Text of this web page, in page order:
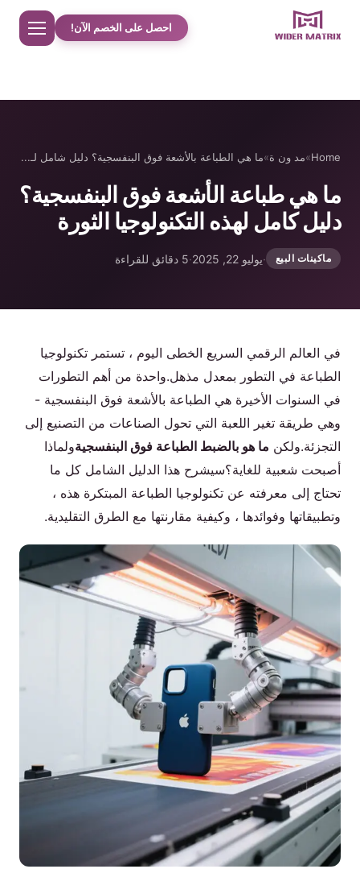
Home
معلومات عنا
مت جر
دراسات حالة حلوى القطن
آلة تحضير مشروبات البروتين
الم نت ج
ات صل بنا
English
Spanish
احصل على الخصم الآن!
Home
»مد ون ة»ما هي الطباعة بالأشعة فوق البنفسجية؟ دليل شامل لـ...
ما هي طباعة الأشعة فوق البنفسجية؟
دليل كامل لهذه التكنولوجيا الثورة
ماكينات البيع ·يوليو 22, 2025 ·5 دقائق للقراءة
في العالم الرقمي السريع الخطى اليوم ، تستمر تكنولوجيا
الطباعة في التطور بمعدل مذهل.واحدة من أهم التطورات
في السنوات الأخيرة هي الطباعة بالأشعة فوق البنفسجية -
وهي طريقة تغير اللعبة التي تحول الصناعات من التصنيع إلى
التجزئة.ولكن ما هو بالضبط الطباعة فوق البنفسجيةولماذا
أصبحت شعبية للغاية؟سيشرح هذا الدليل الشامل كل ما
تحتاج إلى معرفته عن تكنولوجيا الطباعة المبتكرة هذه ،
وتطبيقاتها وفوائدها ، وكيفية مقارنتها مع الطرق التقليدية.